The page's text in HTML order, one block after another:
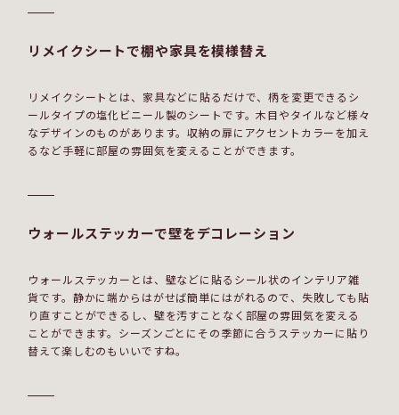
リメイクシートで棚や家具を模様替え
リメイクシートとは、家具などに貼るだけで、柄を変更できるシ
ールタイプの塩化ビニール製のシートです。木目やタイルなど様々
なデザインのものがあります。収納の扉にアクセントカラーを加え
るなど手軽に部屋の雰囲気を変えることができます。
ウォールステッカーで壁をデコレーション
ウォールステッカーとは、壁などに貼るシール状のインテリア雑
貨です。静かに端からはがせば簡単にはがれるので、失敗しても貼
り直すことができるし、壁を汚すことなく部屋の雰囲気を変える
ことができます。シーズンごとにその季節に合うステッカーに貼り
替えて楽しむのもいいですね。